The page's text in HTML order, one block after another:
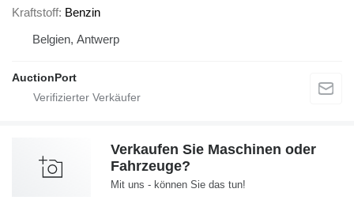
Kraftstoff Benzin
Belgien, Antwerp
AuctionPort
Verkaufen Sie Maschinen oder
Fahrzeuge?
Mit uns - können Sie das tun!